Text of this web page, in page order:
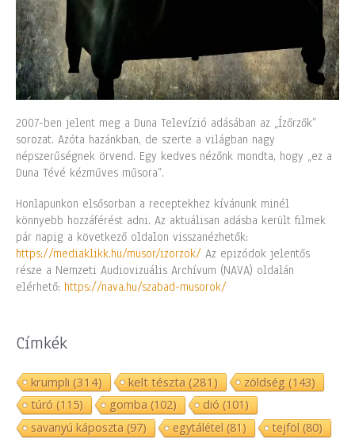
2007-ben jelent meg a Duna Televízió adásában az „Ízőrzők”
sorozat. Azóta hazánkban, de szerte a világban nagy
népszerűségnek örvend. Egy kedves nézőnk mondta, hogy „ez a
Duna Tévé kézműves műsora”.
Honlapunkon elsősorban a receptekhez kívánunk minél
könnyebb hozzáférést adni. Az aktuálisan adásba került filmek
pár napig a következő oldalon visszanézhetők:
https://mediaklikk.hu/musor/izorzok/ Az epizódok jelentős
része a Nemzeti Audiovizuális Archívum (NAVA) oldalán
elérhető: https://nava.hu/szabad-musorok/
Címkék
krumpli (314) kelt tészta (281) zöldség (143)
túró (115) gomba (102) dió (101)
savanyú káposzta (97) egytálétel (81) tejföl (80)